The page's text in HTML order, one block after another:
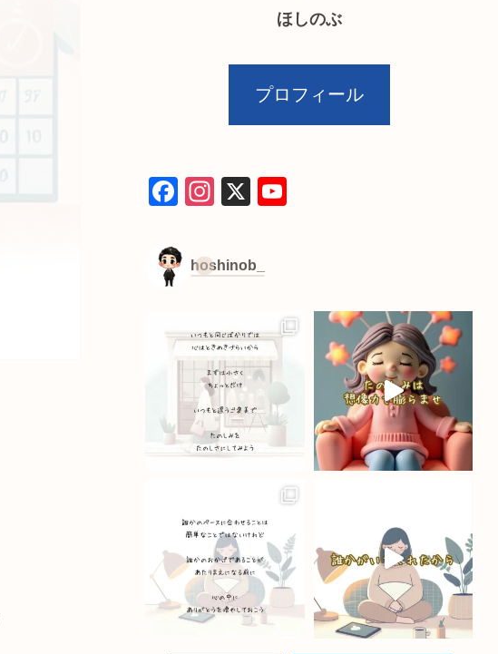
ほしのぶ
プロフィール
F
c
e
o
o
k
In
gr
m
X
b
C
n
n
el
hoshinob_